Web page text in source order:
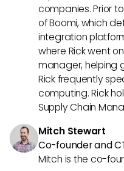
companies. Prior
of Boomi, which
integration
where Rick went
manager, helping
Rick frequently
computing. Rick
Supply Chain
Mitch Stewart
Co-founder and
Mitch is the co-